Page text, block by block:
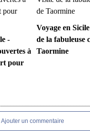
-
à
pour
Voyage en
de la fabuleuse
Taormine
Ajouter un commentaire